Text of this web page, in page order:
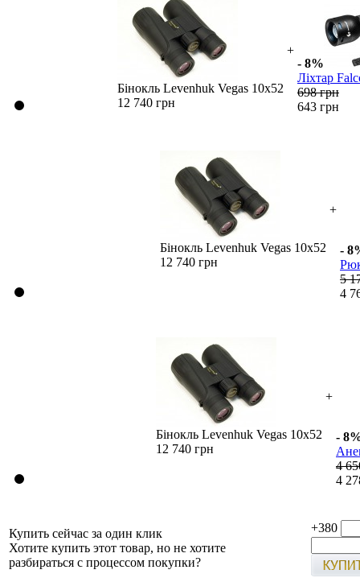
Бінокль Levenhuk Vegas 10x52
12 740 грн
+
- 8%
Ліхтар
698 грн
643 грн
Бінокль Levenhuk Vegas 10x52
12 740 грн
+
-
5
4
Бінокль Levenhuk Vegas 10x52
12 740 грн
+
-
4
4
Купить сейчас за один клик
Хотите купить этот товар, но не хотите
разбираться с процессом покупки?
+380